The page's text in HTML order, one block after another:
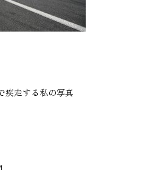
疾走する私の写真